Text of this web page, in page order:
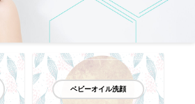
ベビーオイル洗顔